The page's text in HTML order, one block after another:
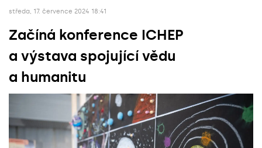
středa, 17. července 2024 18:41
Začíná konference ICHEP
a výstava spojující vědu
a humanitu